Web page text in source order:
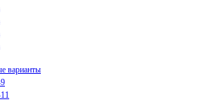
варианты